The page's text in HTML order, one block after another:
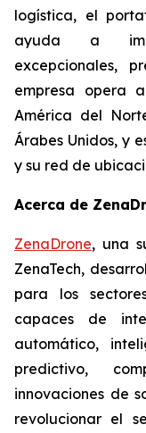
logística, el
ayuda a
excepcionales,
empresa opera
América del
Árabes Unidos, y
y su red de
Acerca de
ZenaDrone, una
ZenaTech,
para los
capaces de
automático,
predictivo,
innovaciones de
revolucionar el